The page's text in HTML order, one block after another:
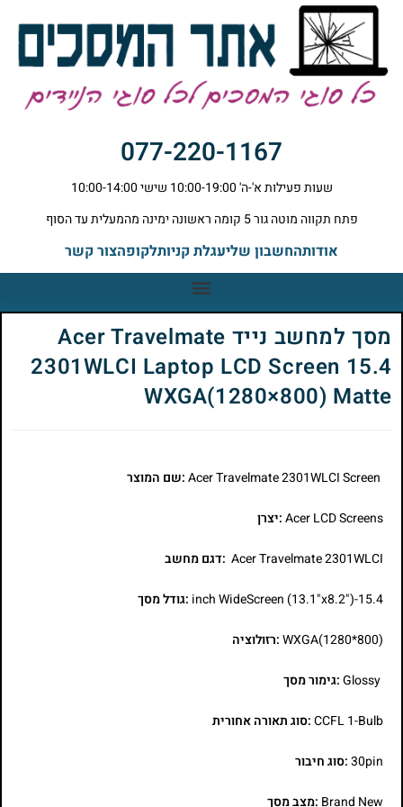
077-220-1167
שעות פעילות א'-ה' 10:00-19:00 שישי 10:00-14:00
פתח תקווה מוטה גור 5 קומה ראשונה ימינה מהמעלית עד הסוף
אודותהחשבון שליעגלת קניותלקופהצור קשר
מסך למחשב נייד Acer Travelmate
2301WLCI Laptop LCD Screen 15.4
WXGA(1280×800) Matte
:שם המוצר
Acer LCD Screens:יצרן
Acer Travelmate 2301WLCI :דגם מחשב
15.4-inch WideScreen (13.1"x8.2") :גודל מסך
WXGA(1280*800):רזולוציה
Glossy:גימור מסך
CCFL 1-Bulb:סוג תאורה אחורית
30pin:סוג חיבור
Brand New :מצב מסך